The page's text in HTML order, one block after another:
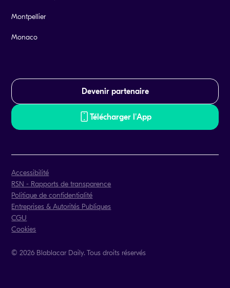
Montpellier
Monaco
Devenir partenaire
Télécharger l'App
© 2026 Blablacar Daily. Tous droits réservés
Accessibilité
RSN - Rapports de transparence
Politique de confidentialité
Entreprises & Autorités Publiques
CGU
Cookies